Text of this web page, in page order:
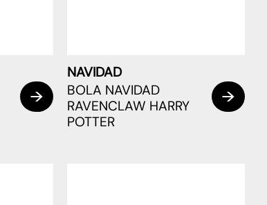
NAVIDAD
BOLA NAVIDAD
RAVENCLAW HARRY
POTTER